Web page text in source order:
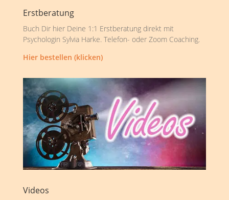
Erstberatung
Buch Dir hier Deine 1:1 Erstberatung direkt mit
Psychologin Sylvia Harke. Telefon- oder Zoom Coaching.
Hier bestellen (klicken)
Videos